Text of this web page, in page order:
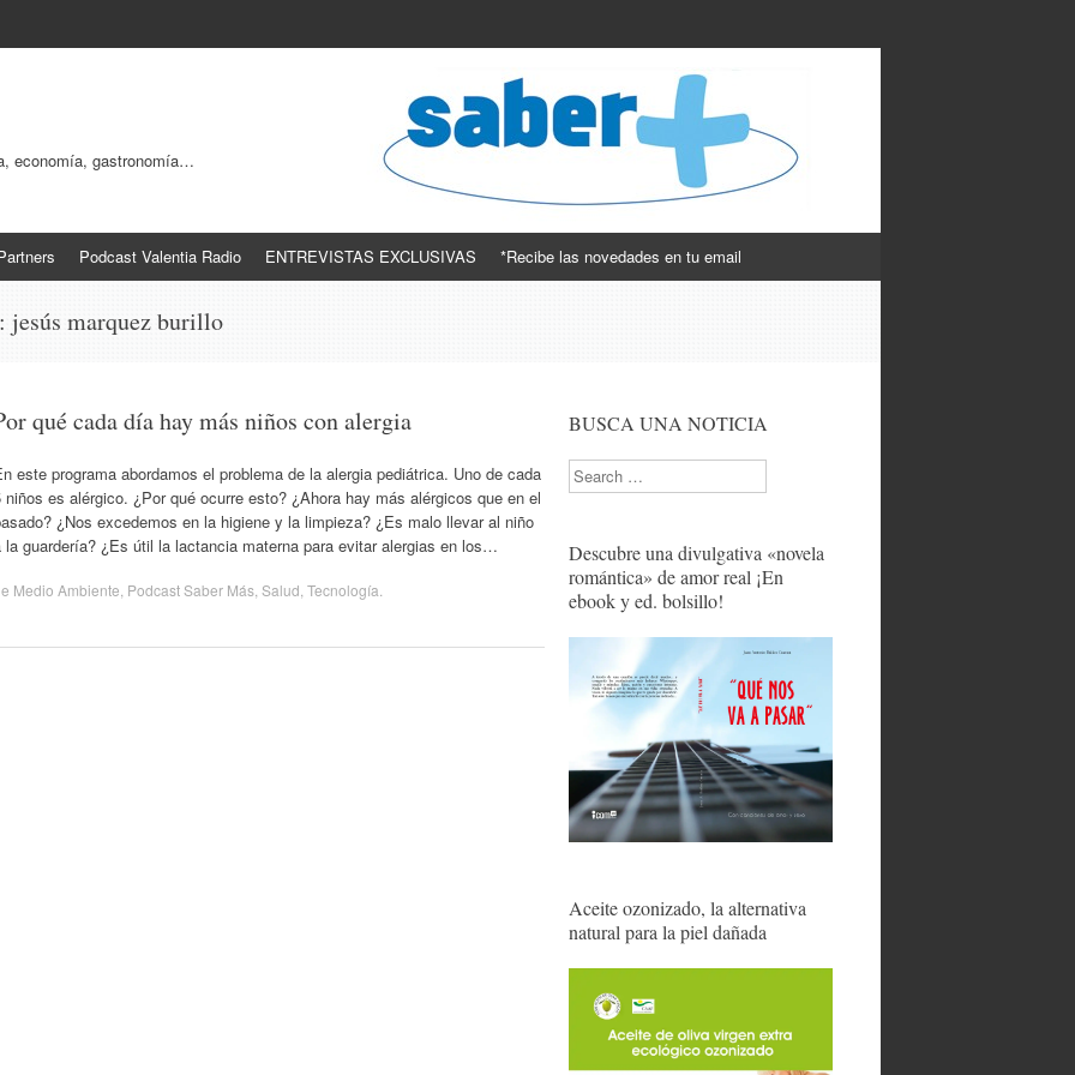
economía, gastronomía…
Podcast Valentia Radio ENTREVISTAS EXCLUSIVAS *Recibe las novedades en tu email
jesús marquez burillo
qué cada día hay más niños con alergia
este programa abordamos el problema de la alergia pediátrica. Uno de cada
niños es alérgico. ¿Por qué ocurre esto? ¿Ahora hay más alérgicos que en el
¿Nos excedemos en la higiene y la limpieza? ¿Es malo llevar al niño
la guardería? ¿Es útil la lactancia materna para evitar alergias en los…
Medio Ambiente Podcast Saber Más Salud Tecnología
BUSCA UNA NOTICIA
Search
Descubre una divulgativa «novela
romántica» de amor real ¡En
ebook y ed. bolsillo!
Aceite ozonizado, la alternativa
natural para la piel dañada